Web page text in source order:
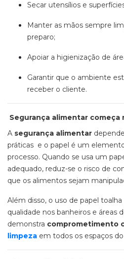
Secar utensílios e
Manter as mãos sempre
preparo;
Apoiar a higienização de
Garantir que o ambiente
receber o cliente.
Segurança alimentar começa
A segurança alimentar
práticas e o papel é um
processo. Quando se usa um
adequado, reduz-se o risco de
que os alimentos sejam
Além disso, o uso de papel
qualidade nos banheiros e áreas
demonstra comprometimento
limpeza em todos os espaços